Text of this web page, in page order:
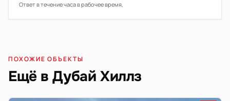
Ответ в течение часа в рабочее время.
ПОХОЖИЕ ОБЪЕКТЫ
Ещё в Дубай Хиллз